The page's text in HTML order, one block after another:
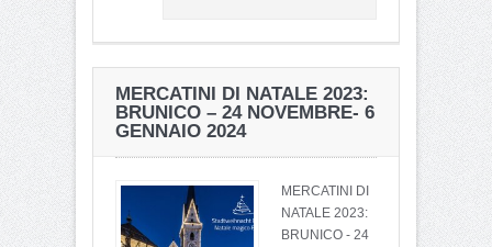
MERCATINI DI NATALE 2023:
BRUNICO – 24 NOVEMBRE- 6
GENNAIO 2024
MERCATINI DI
NATALE 2023:
BRUNICO - 24